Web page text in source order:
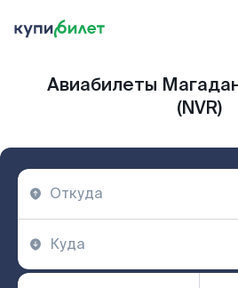
Авиабилеты
(NVR)